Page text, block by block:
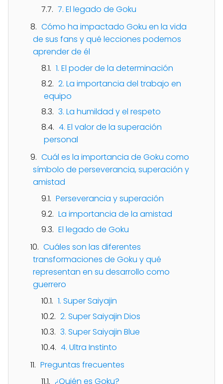
7. El legado de Goku
Cómo ha impactado Goku en la vida
de sus fans y qué lecciones podemos
aprender de él
1. El poder de la determinación
2. La importancia del trabajo en
equipo
3. La humildad y el respeto
4. El valor de la superación
personal
Cuál es la importancia de Goku como
símbolo de perseverancia, superación y
amistad
Perseverancia y superación
La importancia de la amistad
El legado de Goku
Cuáles son las diferentes
transformaciones de Goku y qué
representan en su desarrollo como
guerrero
1. Super Saiyajin
2. Super Saiyajin Dios
3. Super Saiyajin Blue
4. Ultra Instinto
Preguntas frecuentes
¿Quién es Goku?